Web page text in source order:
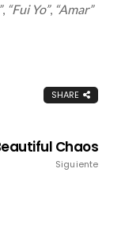
, “Fui Yo”, “Amar”
SHARE
Chaos
Siguiente